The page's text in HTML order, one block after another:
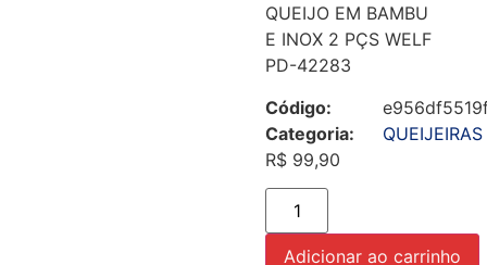
QUEIJO EM BAMBU
E INOX 2 PÇS WELF
PD-42283
Código:
Categoria:
QUEIJEIRAS
R$ 99,90
Adicionar ao carrinho